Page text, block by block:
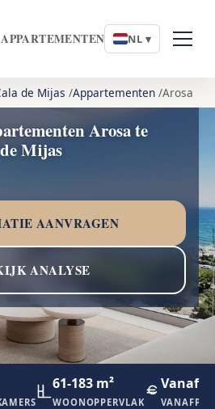
APPARTEMENTEN NL ▾
de Mijas Appartementen Arosa
Arosa te
Mijas
AANVRAGEN
ANALYSE
61-183 m²
WOONOPPERVLAK
Vanaf